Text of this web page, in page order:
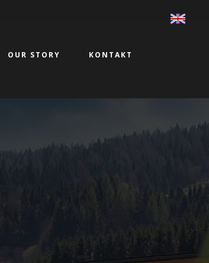
OUR STORY KONTAKT